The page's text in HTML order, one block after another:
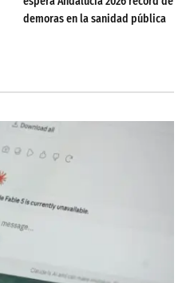
demoras en la sanidad pública